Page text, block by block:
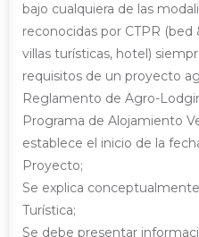
bajo cualquiera de las
reconocidas por CTPR
villas turísticas, hotel)
requisitos de un proyecto
Reglamento de Agro-
Programa de Alojamiento
establece el inicio de la
Proyecto;
Se explica
Turística;
Se debe presentar